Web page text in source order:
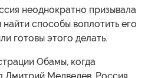
неоднократно призывала
способы воплотить его
готовы этого делать.
Обамы, когда